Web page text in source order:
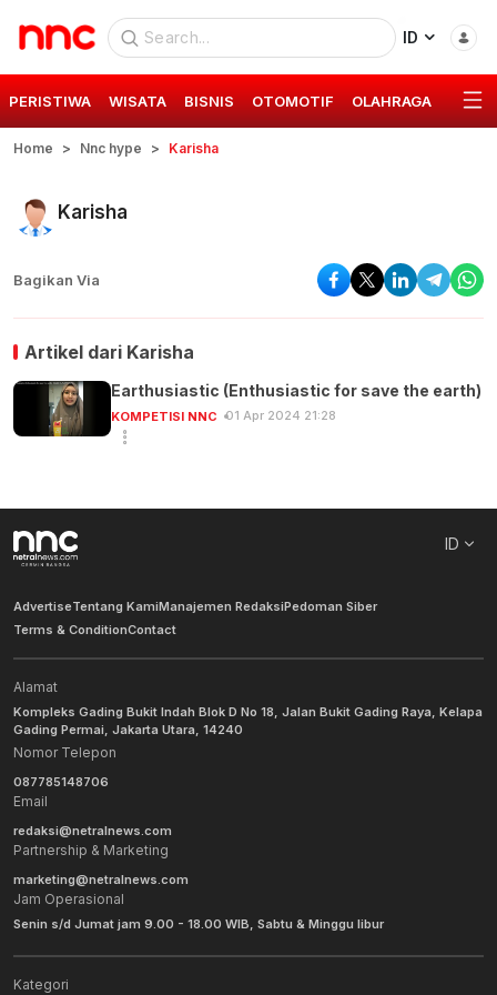
ID
PERISTIWA WISATA BISNIS OTOMOTIF OLAHRAGA GAYA
Home Nnc hype Karisha
Karisha
Bagikan Via
Artikel dari Karisha
Earthusiastic (Enthusiastic for save the earth)
KOMPETISI NNC 01 Apr 2024 21:28
ID
AdvertiseTentang KamiManajemen RedaksiPedoman Siber
Terms & ConditionContact
Alamat
Kompleks Gading Bukit Indah Blok D No 18, Jalan Bukit Gading Raya, Kelapa
Gading Permai, Jakarta Utara, 14240
Nomor Telepon
087785148706
Email
redaksi@netralnews.com
Partnership & Marketing
marketing@netralnews.com
Jam Operasional
Senin s/d Jumat jam 9.00 - 18.00 WIB, Sabtu & Minggu libur
Kategori